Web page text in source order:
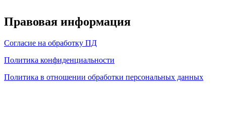
Правовая информация
Согласие на обработку ПД
Политика конфиденциальности
Политика в отношении обработки персональных данных